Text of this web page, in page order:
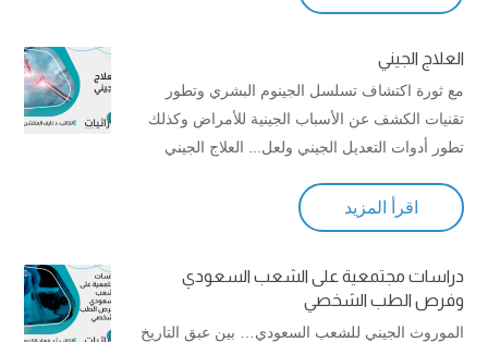
العلاج الجيني
مع ثورة اكتشاف تسلسل الجينوم البشري وتطور
تقنيات الكشف عن الأسباب الجينية للأمراض وكذلك
تطور أدوات التعديل الجيني ولعل... العلاج الجيني
اقرأ المزيد
دراسات مجتمعية على الشعب السعودي
وفرص الطب الشخصي
الموروث الجيني للشعب السعودي… بين عبق التاريخ